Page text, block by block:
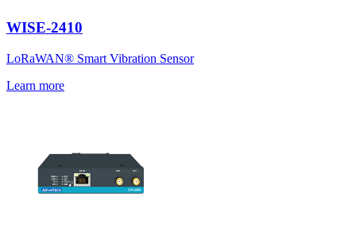
WISE-2410
LoRaWAN® Smart Vibration Sensor
Learn more